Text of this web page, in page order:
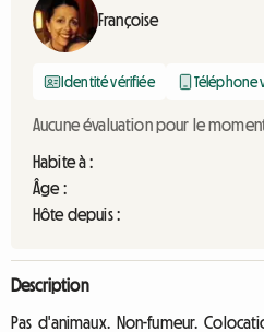
Françoise
Identité vérifiée Téléphone
Aucune évaluation pour le
Habite à :
Âge :
Hôte depuis :
Description
Pas d'animaux. Non-fumeur.